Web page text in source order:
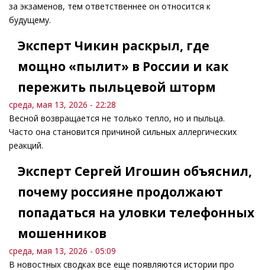
за экзаменов, тем ответственнее он относится к
будущему.
Эксперт Чикин раскрыл, где
мощно «пылит» в России и как
пережить пыльцевой шторм
среда, мая 13, 2026 - 22:28
Весной возвращается не только тепло, но и пыльца.
Часто она становится причиной сильных аллергических
реакций.
Эксперт Сергей Игошин объяснил,
почему россияне продолжают
попадаться на уловки телефонных
мошенников
среда, мая 13, 2026 - 05:09
В новостных сводках все еще появляются истории про